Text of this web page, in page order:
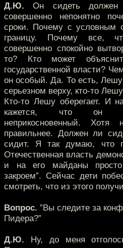
Д.Ю. Он сидеть
совершенно непонятно
сроки. Почему с условным
границу. Почему все,
совершенно спокойно
то? Кто может
государственной власти?
он особый. Да. То есть, Лешу
серьезном верху, кто-то
Кто-то Лешу оберегает. И
кажется, что он
неприкосновенный. Хотя
правильнее. Должен ли
сидит. Я так думаю, что
Отечественная власть
и на его майданы
закроем”. Сейчас дети
смотреть, что из этого
Вопрос. ”Вы следите за
Пидера?”
Д.Ю. Ну, до меня